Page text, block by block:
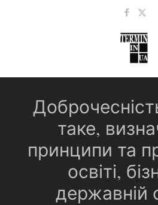
таке,
принципи та
освіті,
державній